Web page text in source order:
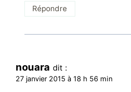
Répondre
nouara dit :
27 janvier 2015 à 18 h 56 min